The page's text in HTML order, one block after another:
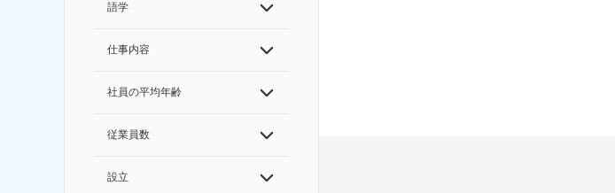
語学
仕事内容
社員の平均年齢
従業員数
設立